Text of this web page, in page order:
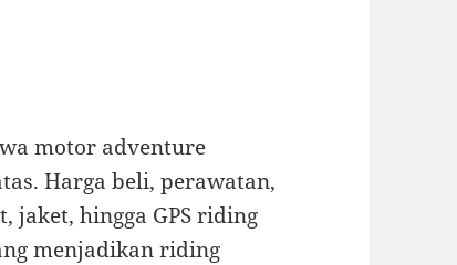
motor adventure
Harga beli, perawatan,
jaket, hingga GPS riding
menjadikan riding